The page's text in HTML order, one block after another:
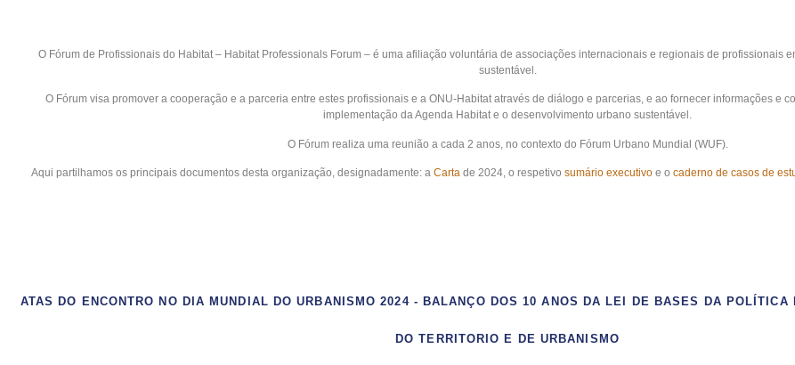
O Fórum de Profissionais do Habitat – Habitat Professionals Forum – é uma afiliação voluntária de associações internacionais e regionais de profissionais
sustentável.
O Fórum visa promover a cooperação e a parceria entre estes profissionais e a ONU-Habitat através de diálogo e parcerias, e ao fornecer informações e
implementação da Agenda Habitat e o desenvolvimento urbano sustentável.
O Fórum realiza uma reunião a cada 2 anos, no contexto do Fórum Urbano Mundial (WUF).
Aqui partilhamos os principais documentos desta organização, designadamente: a Carta de 2024, o respetivo sumário executivo e o caderno de casos de
ATAS DO ENCONTRO NO DIA MUNDIAL DO URBANISMO 2024 - BALANÇO DOS 10 ANOS DA LEI DE BASES DA POLÍTICA
DO TERRITORIO E DE URBANISMO